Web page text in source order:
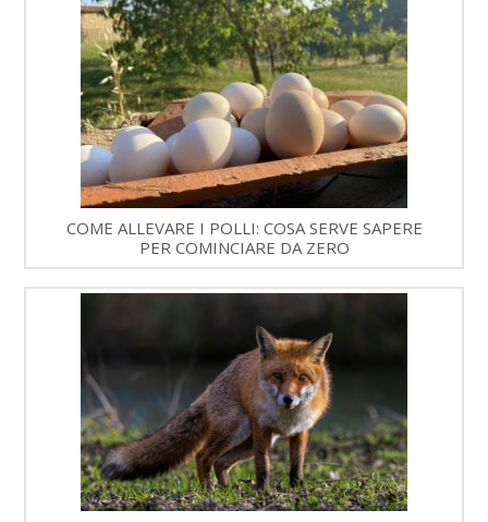
COME ALLEVARE I POLLI: COSA SERVE SAPERE
PER COMINCIARE DA ZERO